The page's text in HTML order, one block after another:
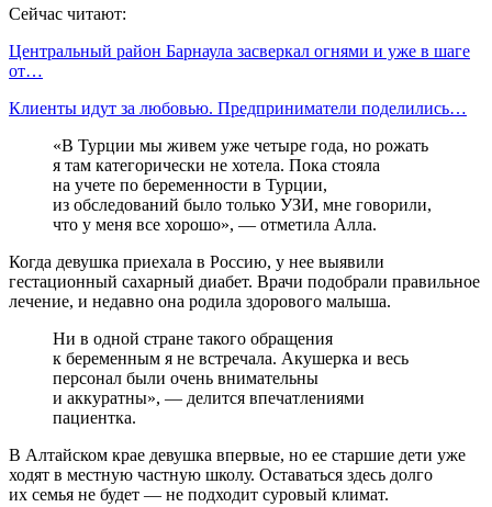
Сейчас читают:
Центральный район Барнаула засверкал огнями и уже в шаге
от…
Клиенты идут за любовью. Предприниматели поделились…
«В Турции мы живем уже четыре года, но рожать
я там категорически не хотела. Пока стояла
на учете по беременности в Турции,
из обследований было только УЗИ, мне говорили,
что у меня все хорошо», — отметила Алла.
Когда девушка приехала в Россию, у нее выявили
гестационный сахарный диабет. Врачи подобрали правильное
лечение, и недавно она родила здорового малыша.
Ни в одной стране такого обращения
к беременным я не встречала. Акушерка и весь
персонал были очень внимательны
и аккуратны», — делится впечатлениями
пациентка.
В Алтайском крае девушка впервые, но ее старшие дети уже
ходят в местную частную школу. Оставаться здесь долго
их семья не будет — не подходит суровый климат.